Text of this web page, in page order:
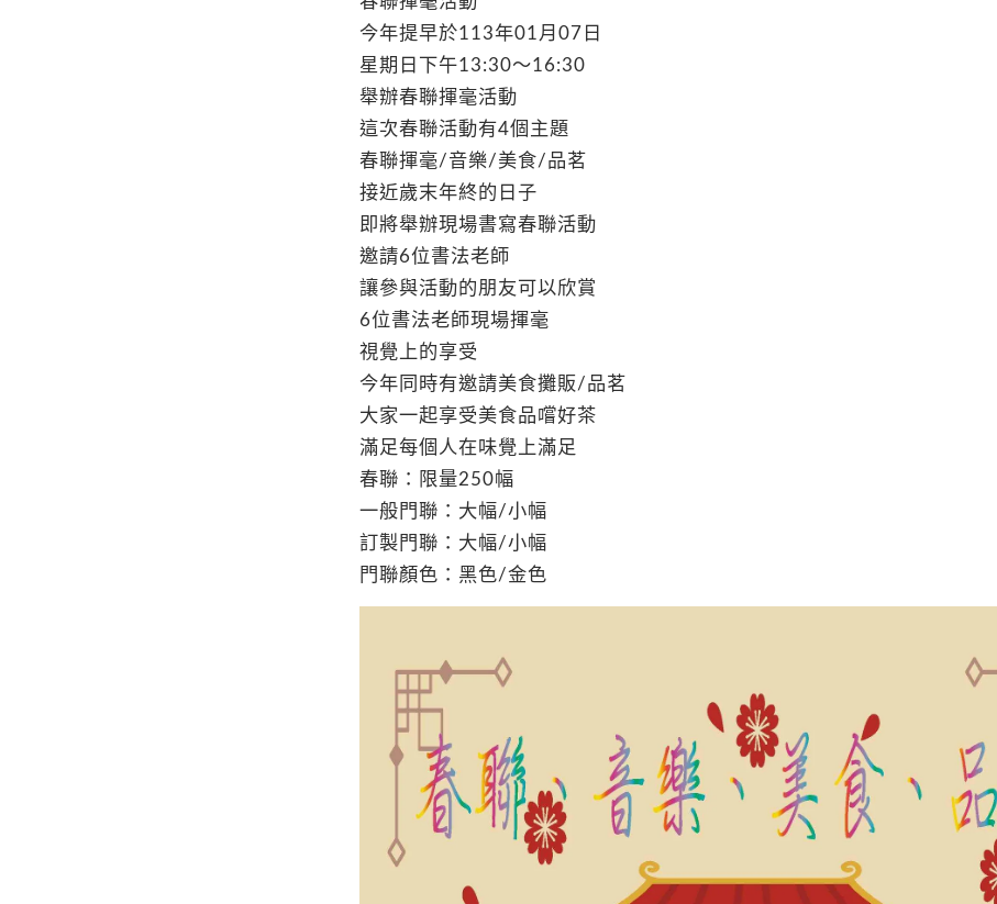
今年提早於113年01月07日
星期日下午13:30～16:30
舉辦春聯揮毫活動
這次春聯活動有4個主題
春聯揮毫/音樂/美食/品茗
接近歲末年終的日子
即將舉辦現場書寫春聯活動
邀請6位書法老師
讓參與活動的朋友可以欣賞
6位書法老師現場揮毫
視覺上的享受
今年同時有邀請美食攤販/品茗
大家一起享受美食品嚐好茶
滿足每個人在味覺上滿足
春聯：限量250幅
一般門聯：大幅/小幅
訂製門聯：大幅/小幅
門聯顏色：黑色/金色